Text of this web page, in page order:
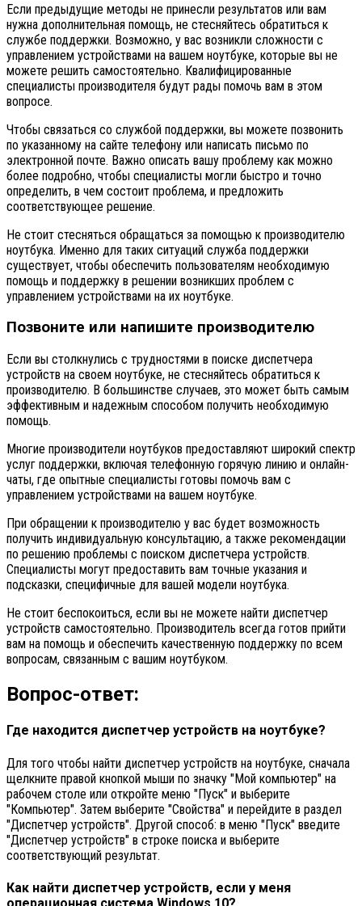
Если предыдущие методы не принесли результатов или вам
нужна дополнительная помощь, не стесняйтесь обратиться к
службе поддержки. Возможно, у вас возникли сложности с
управлением устройствами на вашем ноутбуке, которые вы не
можете решить самостоятельно. Квалифицированные
специалисты производителя будут рады помочь вам в этом
вопросе.
Чтобы связаться со службой поддержки, вы можете позвонить
по указанному на сайте телефону или написать письмо по
электронной почте. Важно описать вашу проблему как можно
более подробно, чтобы специалисты могли быстро и точно
определить, в чем состоит проблема, и предложить
соответствующее решение.
Не стоит стесняться обращаться за помощью к производителю
ноутбука. Именно для таких ситуаций служба поддержки
существует, чтобы обеспечить пользователям необходимую
помощь и поддержку в решении возникших проблем с
управлением устройствами на их ноутбуке.
Позвоните или напишите производителю
Если вы столкнулись с трудностями в поиске диспетчера
устройств на своем ноутбуке, не стесняйтесь обратиться к
производителю. В большинстве случаев, это может быть самым
эффективным и надежным способом получить необходимую
помощь.
Многие производители ноутбуков предоставляют широкий спектр
услуг поддержки, включая телефонную горячую линию и онлайн-
чаты, где опытные специалисты готовы помочь вам с
управлением устройствами на вашем ноутбуке.
При обращении к производителю у вас будет возможность
получить индивидуальную консультацию, а также рекомендации
по решению проблемы с поиском диспетчера устройств.
Специалисты могут предоставить вам точные указания и
подсказки, специфичные для вашей модели ноутбука.
Не стоит беспокоиться, если вы не можете найти диспетчер
устройств самостоятельно. Производитель всегда готов прийти
вам на помощь и обеспечить качественную поддержку по всем
вопросам, связанным с вашим ноутбуком.
Вопрос-ответ:
Где находится диспетчер устройств на ноутбуке?
Для того чтобы найти диспетчер устройств на ноутбуке, сначала
щелкните правой кнопкой мыши по значку "Мой компьютер" на
рабочем столе или откройте меню "Пуск" и выберите
"Компьютер". Затем выберите "Свойства" и перейдите в раздел
"Диспетчер устройств". Другой способ: в меню "Пуск" введите
"Диспетчер устройств" в строке поиска и выберите
соответствующий результат.
Как найти диспетчер устройств, если у меня